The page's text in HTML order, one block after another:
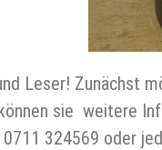
Leser!
sie weitere
0711 324569 oder